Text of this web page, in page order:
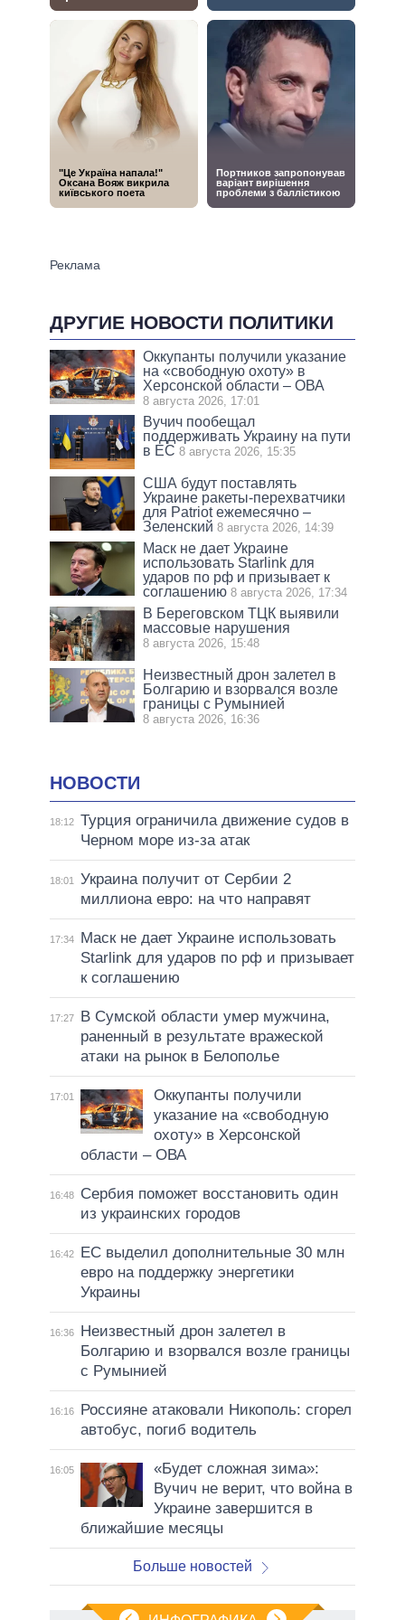
ДРУГИЕ НОВОСТИ ПОЛИТИКИ
Оккупанты получили указание
на «свободную охоту» в
Херсонской области – ОВА
8 августа 2026, 17:01
Вучич пообещал
поддерживать Украину на пути
в ЕС 8 августа 2026, 15:35
США будут поставлять
Украине ракеты-перехватчики
для Patriot ежемесячно –
Зеленский 8 августа 2026, 14:39
Маск не дает Украине
использовать Starlink для
ударов по рф и призывает к
соглашению 8 августа 2026, 17:34
В Береговском ТЦК выявили
массовые нарушения
8 августа 2026, 15:48
Неизвестный дрон залетел в
Болгарию и взорвался возле
границы с Румынией
8 августа 2026, 16:36
НОВОСТИ
18:12 Турция ограничила движение судов в
Черном море из-за атак
18:01
Украина получит от Сербии 2
миллиона евро: на что направят
17:34
Маск не дает Украине использовать
Starlink для ударов по рф и призывает
к соглашению
17:27
В Сумской области умер мужчина,
раненный в результате вражеской
атаки на рынок в Белополье
17:01
Оккупанты получили
указание на «свободную
охоту» в Херсонской
области – ОВА
16:48
Сербия поможет восстановить один
из украинских городов
16:42
ЕС выделил дополнительные 30 млн
евро на поддержку энергетики
Украины
16:36
Неизвестный дрон залетел в
Болгарию и взорвался возле границы
с Румынией
16:16
Россияне атаковали Никополь: сгорел
автобус, погиб водитель
16:05
«Будет сложная зима»:
Вучич не верит, что война в
Украине завершится в
ближайшие месяцы
Больше новостей